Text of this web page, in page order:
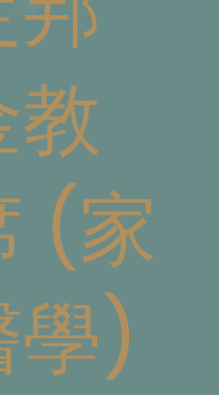
(家
學)